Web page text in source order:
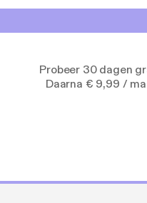
Probeer 30 dagen
Daarna € 9,99 /